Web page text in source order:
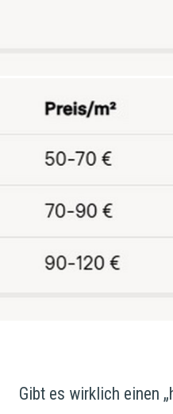
Gibt es wirklich einen